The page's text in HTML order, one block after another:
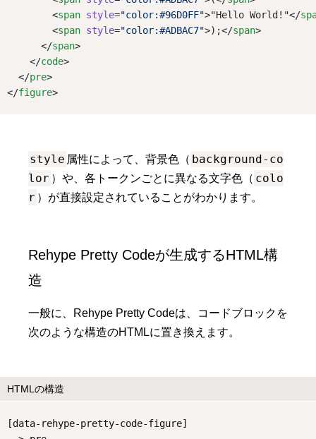
        <
span style="color:#96D0FF">"Hello World!"</
        <
span style="color:#ADBAC7">);</span>
      </
span>
    </
code>
  </
pre>
</figure>
style 属性によって、背景色（ background-co
lor ）や、各トークンごとに異なる文字色（ colo
r ）が直接設定されていることがわかります。
Rehype Pretty Codeが生成するHTML構
造
一般に、Rehype Pretty Codeは、コードブロックを
次のような構造のHTMLに置き換えます。
HTMLの構造
[data-rehype-pretty-code-figure]